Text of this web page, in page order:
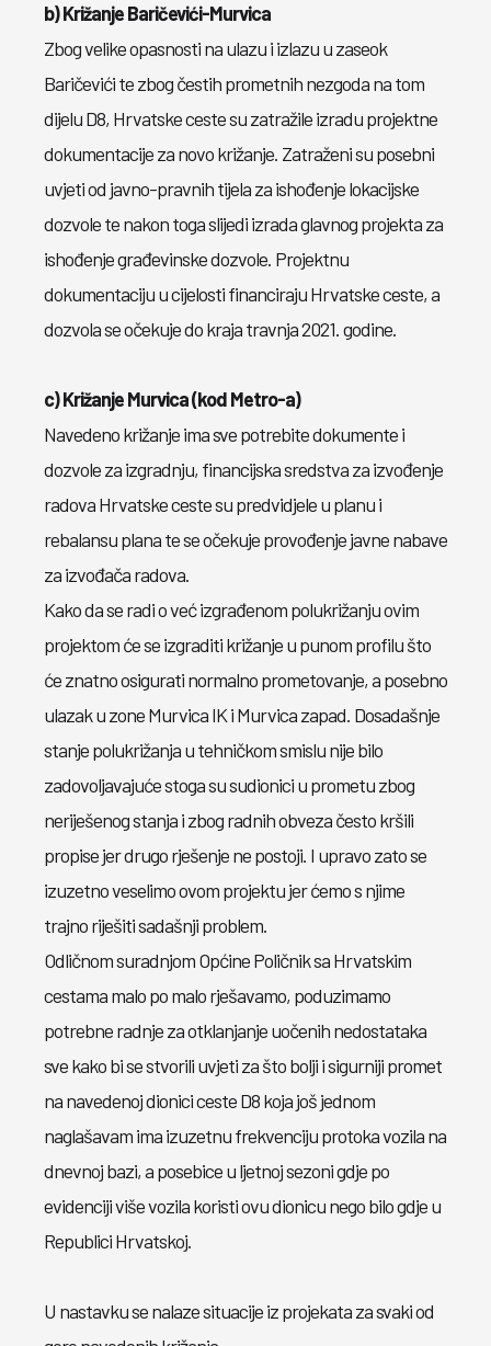
b) Križanje Baričevići-Murvica
Zbog velike opasnosti na ulazu i izlazu u zaseok
Baričevići te zbog čestih prometnih nezgoda na tom
dijelu D8, Hrvatske ceste su zatražile izradu projektne
dokumentacije za novo križanje. Zatraženi su posebni
uvjeti od javno-pravnih tijela za ishođenje lokacijske
dozvole te nakon toga slijedi izrada glavnog projekta za
ishođenje građevinske dozvole. Projektnu
dokumentaciju u cijelosti financiraju Hrvatske ceste, a
dozvola se očekuje do kraja travnja 2021. godine.
c) Križanje Murvica (kod Metro-a)
Navedeno križanje ima sve potrebite dokumente i
dozvole za izgradnju, financijska sredstva za izvođenje
radova Hrvatske ceste su predvidjele u planu i
rebalansu plana te se očekuje provođenje javne nabave
za izvođača radova.
Kako da se radi o već izgrađenom polukrižanju ovim
projektom će se izgraditi križanje u punom profilu što
će znatno osigurati normalno prometovanje, a posebno
ulazak u zone Murvica IK i Murvica zapad. Dosadašnje
stanje polukrižanja u tehničkom smislu nije bilo
zadovoljavajuće stoga su sudionici u prometu zbog
neriješenog stanja i zbog radnih obveza često kršili
propise jer drugo rješenje ne postoji. I upravo zato se
izuzetno veselimo ovom projektu jer ćemo s njime
trajno riješiti sadašnji problem.
Odličnom suradnjom Općine Poličnik sa Hrvatskim
cestama malo po malo rješavamo, poduzimamo
potrebne radnje za otklanjanje uočenih nedostataka
sve kako bi se stvorili uvjeti za što bolji i sigurniji promet
na navedenoj dionici ceste D8 koja još jednom
naglašavam ima izuzetnu frekvenciju protoka vozila na
dnevnoj bazi, a posebice u ljetnoj sezoni gdje po
evidenciji više vozila koristi ovu dionicu nego bilo gdje u
Republici Hrvatskoj.
U nastavku se nalaze situacije iz projekata za svaki od